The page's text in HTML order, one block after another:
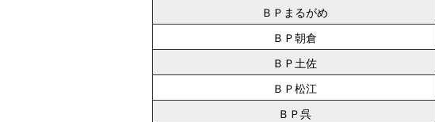
ＢＰまるがめ
ＢＰ朝倉
ＢＰ土佐
ＢＰ松江
ＢＰ呉